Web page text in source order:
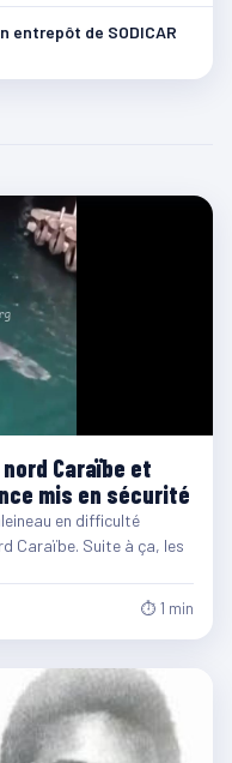
entrepôt de SODICAR
Caraïbe et
mis en sécurité
en difficulté
Caraïbe. Suite à ça, les
⏱ 1 min